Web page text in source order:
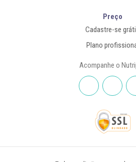
Preço
Cadastre-se
Plano
Acompanhe o